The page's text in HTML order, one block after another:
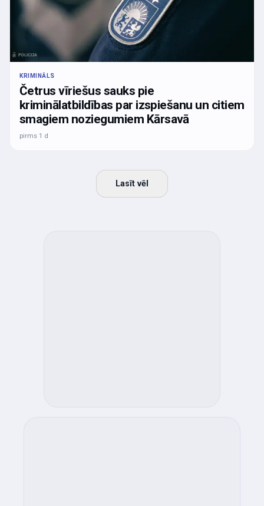
KRIMINĀLS
Četrus vīriešus sauks pie
kriminālatbildības par izspiešanu un citiem
smagiem noziegumiem Kārsavā
pirms 1 d
Lasīt vēl